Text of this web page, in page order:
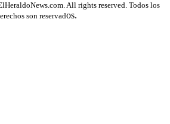
All rights reserved. Todos los
son reservados.